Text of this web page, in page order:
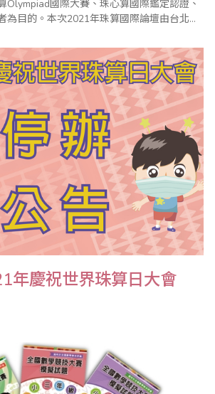
Olympiad國際大賽、珠心算國際鑑定認證、
為目的。本次2021年珠算國際論壇由台北市
19)因素，採YouTube線上直播。 本年
台灣主辦，有來自新加坡、印度尼西亞、美
年慶祝世界珠算日大會